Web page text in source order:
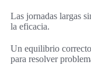
Las jornadas largas
la eficacia.
Un equilibrio
para resolver